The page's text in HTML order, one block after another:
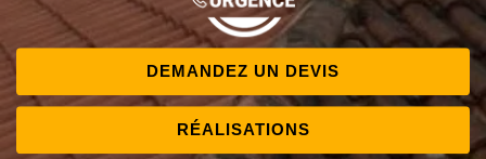
DEMANDEZ UN DEVIS
RÉALISATIONS